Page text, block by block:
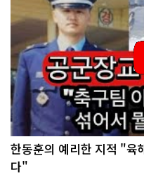
한동훈의 예리한 지적 "육
다"